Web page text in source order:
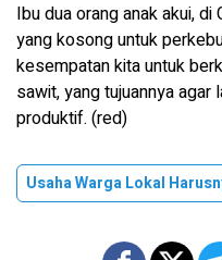
Ibu dua orang anak akui, di
yang kosong untuk
kesempatan kita untuk
sawit, yang tujuannya
produktif. (red)
Usaha Warga Lokal